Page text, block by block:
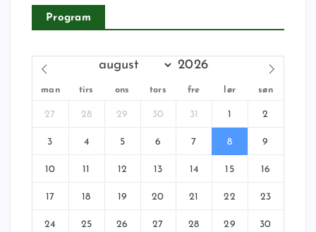
Program
man tirs ons tors fre lør søn
27 28 29 30 31 1 2
3 4 5 6 7 8 9
10 11 12 13 14 15 16
17 18 19 20 21 22 23
24 25 26 27 28 29 30